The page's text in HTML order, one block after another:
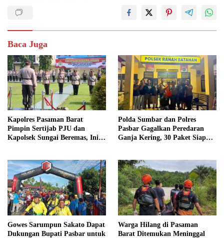
Baca Juga
Kapolres Pasaman Barat
Pimpin Sertijab PJU dan
Kapolsek Sungai Beremas, Ini
Polda Sumbar dan Polres
Pasbar Gagalkan Peredaran
Ganja Kering, 30 Paket Siap
Gowes Sarumpun Sakato Dapat
Dukungan Bupati Pasbar untuk
Warga Hilang di Pasaman
Barat Ditemukan Meninggal